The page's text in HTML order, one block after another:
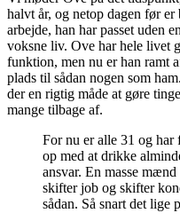
halvt år, og netop dagen før
arbejde, han har passet uden
voksne liv. Ove har hele livet
funktion, men nu er han ramt
plads til sådan nogen som
der en rigtig måde at gøre
mange tilbage af.
For nu er alle 31 og har
op med at drikke
ansvar. En masse
skifter job og skifter
sådan. Så snart det lige